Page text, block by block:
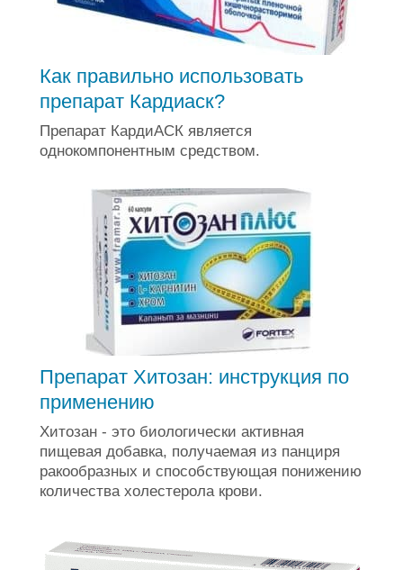
Как правильно использовать
препарат Кардиаск?
Препарат КардиАСК является
однокомпонентным средством.
Препарат Хитозан: инструкция по
применению
Хитозан - это биологически активная
пищевая добавка, получаемая из панциря
ракообразных и способствующая понижению
количества холестерола крови.